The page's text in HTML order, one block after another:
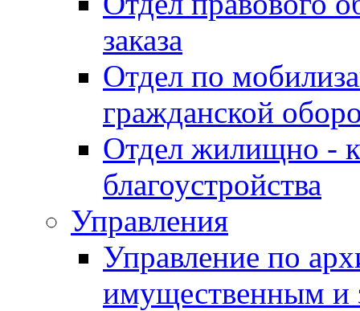
заказа
Отдел по
гражданской
Отдел жилищно -
благоустройства
Управления
Управление по
имущественным и